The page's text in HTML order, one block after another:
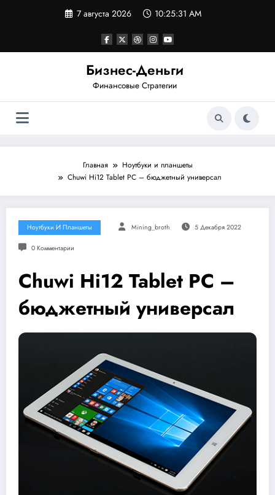
7 августа 2026 10:25:31 AM
Бизнес-Деньги
Финансовые Стратегии
Главная
Ноутбуки и планшеты
Chuwi Hi12 Tablet PC – бюджетный универсал
Ноутбуки И Планшеты Mining_broth 5 Декабря 2022
0 Комментарии
Chuwi Hi12 Tablet PC –
бюджетный универсал